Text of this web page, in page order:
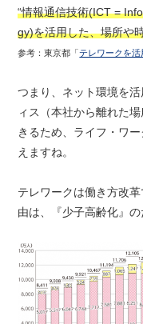
“情報通信技術(ICT =
gy)を活用した、場所や
参考：東京都「テレワークを活
つまり、ネット環境を
ィス（本社から離れた
きるため、ライフ・ワ
えますね。
テレワークは働き方改
由は、『少子高齢化』の